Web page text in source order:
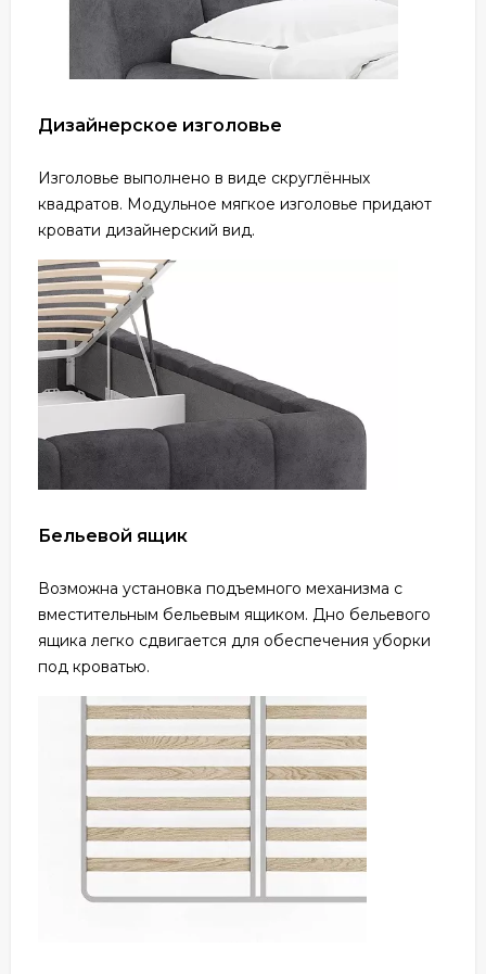
Дизайнерское изголовье
Изголовье выполнено в виде скруглённых
квадратов. Модульное мягкое изголовье придают
кровати дизайнерский вид.
Бельевой ящик
Возможна установка подъемного механизма с
вместительным бельевым ящиком. Дно бельевого
ящика легко сдвигается для обеспечения уборки
под кроватью.